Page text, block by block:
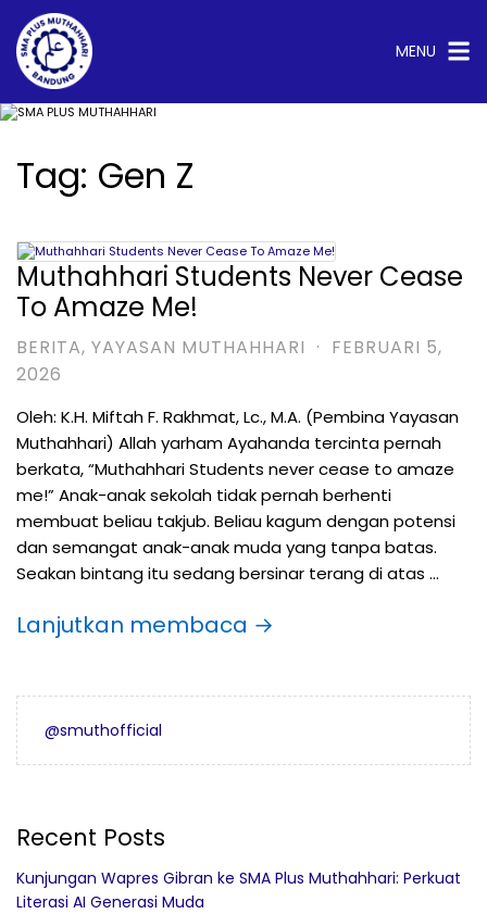
konten
MENU
test
Tag: Gen Z
Muthahhari Students Never Cease
To Amaze Me!
BERITA, YAYASAN MUTHAHHARI · FEBRUARI 5,
2026
Oleh: K.H. Miftah F. Rakhmat, Lc., M.A. (Pembina Yayasan
Muthahhari) Allah yarham Ayahanda tercinta pernah
berkata, “Muthahhari Students never cease to amaze
me!” Anak-anak sekolah tidak pernah berhenti
membuat beliau takjub. Beliau kagum dengan potensi
dan semangat anak-anak muda yang tanpa batas.
Seakan bintang itu sedang bersinar terang di atas …
Lanjutkan membaca →
@smuthofficial
Recent Posts
Kunjungan Wapres Gibran ke SMA Plus Muthahhari: Perkuat
Literasi AI Generasi Muda